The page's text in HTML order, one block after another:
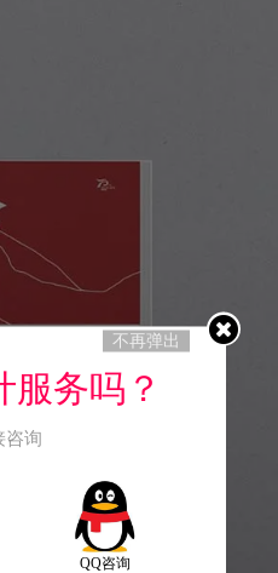
不再弹出
服务吗？
咨询
QQ咨询